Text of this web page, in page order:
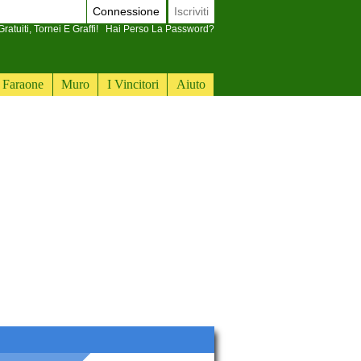
Faraone Muro I Vincitori Aiuto
Connessione Iscriviti
Tornei E Graffi! Hai Perso La Password?